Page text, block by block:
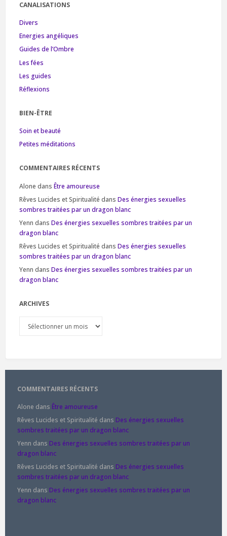
CANALISATIONS
Divers
Energies angéliques
Guides de l’Ombre
Les fées
Les guides
Réflexions
BIEN-ÊTRE
Soin et beauté
Petites méditations
COMMENTAIRES RÉCENTS
Alone dans Être amoureuse
Rêves Lucides et Spiritualité dans Des énergies sexuelles
sombres traitées par un dragon blanc
Yenn dans Des énergies sexuelles sombres traitées par un
dragon blanc
Rêves Lucides et Spiritualité dans Des énergies sexuelles
sombres traitées par un dragon blanc
Yenn dans Des énergies sexuelles sombres traitées par un
dragon blanc
ARCHIVES
COMMENTAIRES RÉCENTS
Alone dans Être amoureuse
Rêves Lucides et Spiritualité dans Des énergies sexuelles
sombres traitées par un dragon blanc
Yenn dans Des énergies sexuelles sombres traitées par un
dragon blanc
Rêves Lucides et Spiritualité dans Des énergies sexuelles
sombres traitées par un dragon blanc
Yenn dans Des énergies sexuelles sombres traitées par un
dragon blanc